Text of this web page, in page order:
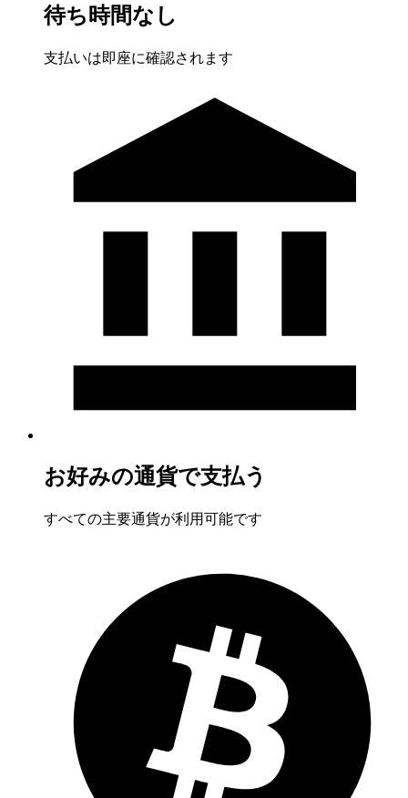
待ち時間なし
支払いは即座に確認されます
お好みの通貨で支払う
すべての主要通貨が利用可能です